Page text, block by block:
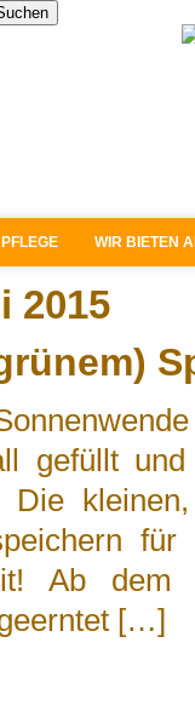
WIR BIETEN
2015
gefüllt
Die
Ab
[…]